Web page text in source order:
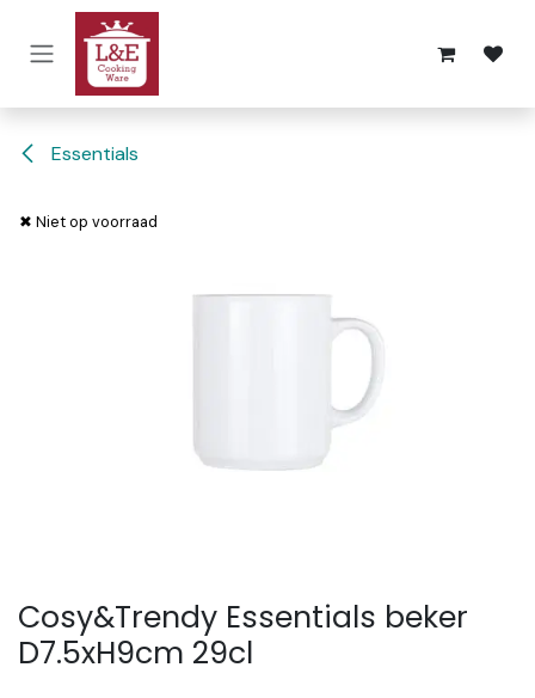
Overslaan naar inhoud
Essentials
✖ Niet op voorraad
Cosy&Trendy Essentials beker
D7.5xH9cm 29cl